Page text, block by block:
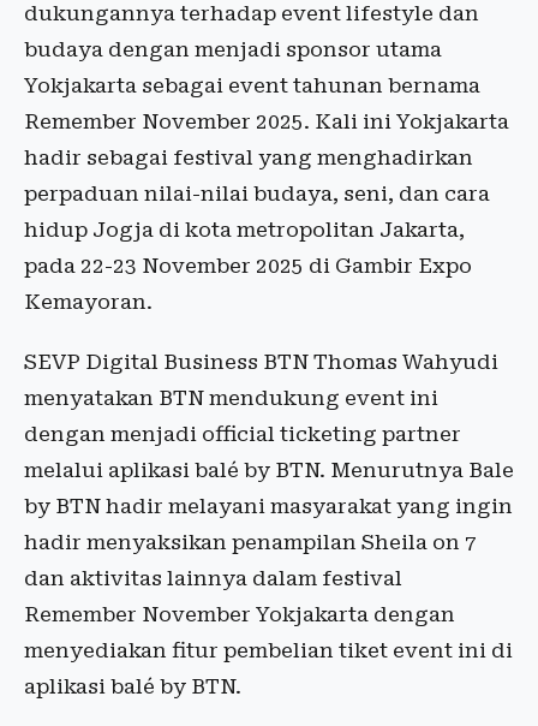
dukungannya terhadap event lifestyle dan
budaya dengan menjadi sponsor utama
Yokjakarta sebagai event tahunan bernama
Remember November 2025. Kali ini Yokjakarta
hadir sebagai festival yang menghadirkan
perpaduan nilai-nilai budaya, seni, dan cara
hidup Jogja di kota metropolitan Jakarta,
pada 22-23 November 2025 di Gambir Expo
Kemayoran.
SEVP Digital Business BTN Thomas Wahyudi
menyatakan BTN mendukung event ini
dengan menjadi official ticketing partner
melalui aplikasi balé by BTN. Menurutnya Bale
by BTN hadir melayani masyarakat yang ingin
hadir menyaksikan penampilan Sheila on 7
dan aktivitas lainnya dalam festival
Remember November Yokjakarta dengan
menyediakan fitur pembelian tiket event ini di
aplikasi balé by BTN.